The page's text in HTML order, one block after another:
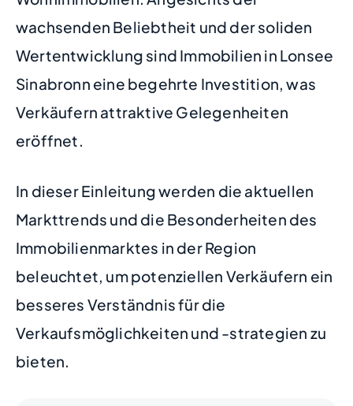
wachsenden Beliebtheit und der soliden
Wertentwicklung sind Immobilien in Lonsee
Sinabronn eine begehrte Investition, was
Verkäufern attraktive Gelegenheiten
eröffnet.
In dieser Einleitung werden die aktuellen
Markttrends und die Besonderheiten des
Immobilienmarktes in der Region
beleuchtet, um potenziellen Verkäufern ein
besseres Verständnis für die
Verkaufsmöglichkeiten und -strategien zu
bieten.